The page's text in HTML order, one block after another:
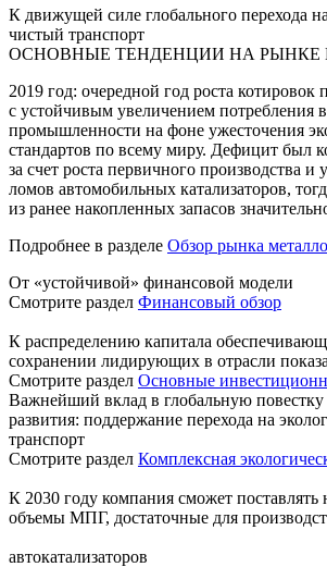
К движущей силе глобального перехода
чистый транспорт
ОСНОВНЫЕ ТЕНДЕНЦИИ НА РЫНКЕ
2019 год: очередной год роста котировок
с устойчивым увеличением потребления
промышленности на фоне ужесточения
стандартов по всему миру. Дефицит был
за счет роста первичного производства и
ломов автомобильных катализаторов,
из ранее накопленных запасов
Подробнее в разделе Обзор рынка
От «устойчивой» финансовой модели
Смотрите раздел Финансовый обзор
К распределению капитала
сохранении лидирующих в отрасли
Смотрите раздел Основные
Важнейший вклад в глобальную повестку
развития: поддержание перехода на
транспорт
Смотрите раздел Комплексная
К 2030 году компания сможет
объемы МПГ, достаточные для
автокатализаторов